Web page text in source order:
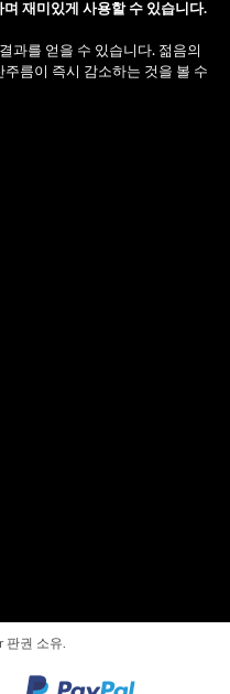
며 재미있게 사용할 수 있습니다.
과를 얻을 수 있습니다. 젊음의
름이 즉시 감소하는 것을 볼 수
판권 소유.